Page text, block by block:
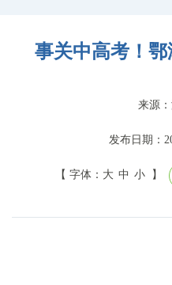
事关中高考！
来源
发布日期：
【 字体： 大 中 小 】